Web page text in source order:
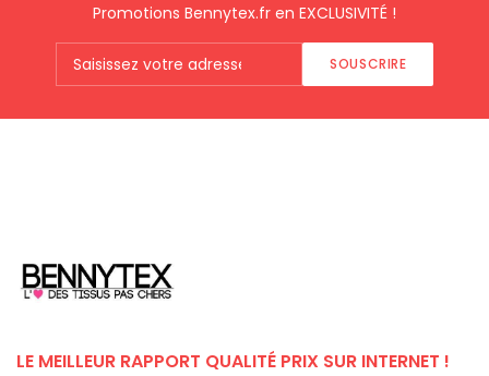
Promotions Bennytex.fr en EXCLUSIVITÉ !
SOUSCRIRE
LE MEILLEUR RAPPORT QUALITÉ PRIX SUR INTERNET !